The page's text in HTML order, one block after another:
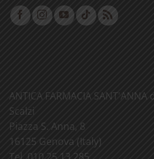
ANTICA FARMACIA
Scalzi
Piazza S. Anna, 8
16125 Genova (Italy)